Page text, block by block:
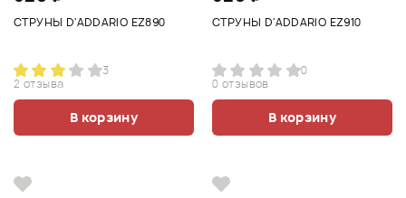
СТРУНЫ D'ADDARIO EZ890
3
2 отзыва
В корзину
СТРУНЫ D'ADDARIO EZ910
0
0 отзывов
В корзину